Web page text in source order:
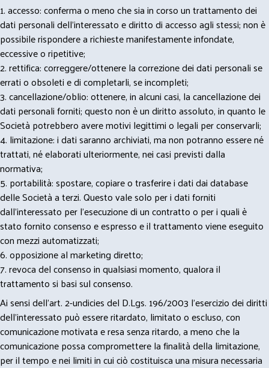
1. accesso: conferma o meno che sia in corso un trattamento dei
dati personali dell’interessato e diritto di accesso agli stessi; non è
possibile rispondere a richieste manifestamente infondate,
eccessive o ripetitive;
2. rettifica: correggere/ottenere la correzione dei dati personali se
errati o obsoleti e di completarli, se incompleti;
3. cancellazione/oblio: ottenere, in alcuni casi, la cancellazione dei
dati personali forniti; questo non è un diritto assoluto, in quanto le
Società potrebbero avere motivi legittimi o legali per conservarli;
4. limitazione: i dati saranno archiviati, ma non potranno essere né
trattati, né elaborati ulteriormente, nei casi previsti dalla
normativa;
5. portabilità: spostare, copiare o trasferire i dati dai database
delle Società a terzi. Questo vale solo per i dati forniti
dall’interessato per l’esecuzione di un contratto o per i quali è
stato fornito consenso e espresso e il trattamento viene eseguito
con mezzi automatizzati;
6. opposizione al marketing diretto;
7. revoca del consenso in qualsiasi momento, qualora il
trattamento si basi sul consenso.
Ai sensi dell’art. 2-undicies del D.Lgs. 196/2003 l’esercizio dei diritti
dell’interessato può essere ritardato, limitato o escluso, con
comunicazione motivata e resa senza ritardo, a meno che la
comunicazione possa compromettere la finalità della limitazione,
per il tempo e nei limiti in cui ciò costituisca una misura necessaria